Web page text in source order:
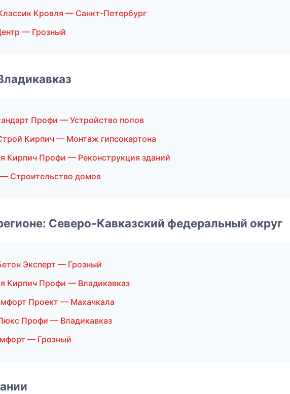
Кровля — Санкт-Петербург
— Грозный
Профи — Устройство полов
Кирпич — Монтаж гипсокартона
Кирпич Профи — Реконструкция зданий
Строительство домов
Северо-Кавказский федеральный округ
Эксперт — Грозный
Кирпич Профи — Владикавказ
Проект — Махачкала
Профи — Владикавказ
— Грозный